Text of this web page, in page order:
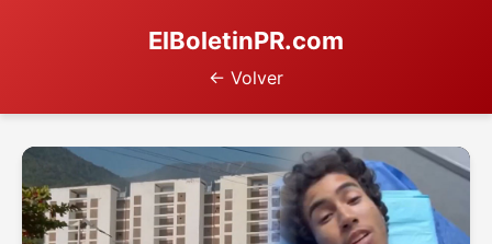
ElBoletinPR.com
← Volver